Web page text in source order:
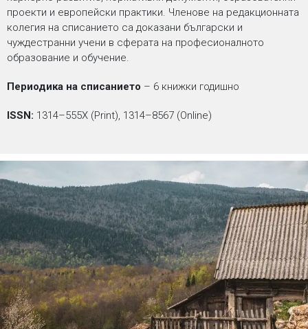
проекти и европейски практики. Членове на редакционната
колегия на списанието са доказани български и
чуждестранни учени в сферата на професионалното
образование и обучение.
Периодика на списанието – 6 книжки годишно
ISSN: 1314–555X (Print), 1314–8567 (Online)